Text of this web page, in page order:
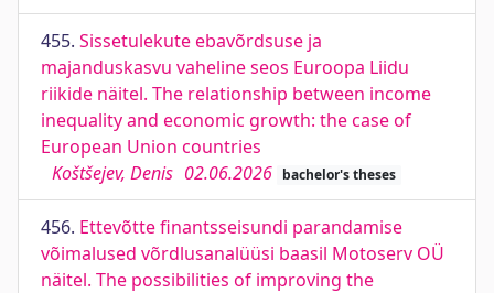
455. Sissetulekute ebavõrdsuse ja
majanduskasvu vaheline seos Euroopa Liidu
riikide näitel. The relationship between income
inequality and economic growth: the case of
European Union countries
Koštšejev, Denis 02.06.2026 bachelor's theses
456. Ettevõtte finantsseisundi parandamise
võimalused võrdlusanalüüsi baasil Motoserv OÜ
näitel. The possibilities of improving the